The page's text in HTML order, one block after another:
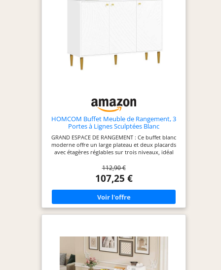
HOMCOM Buffet Meuble de Rangement, 3
Portes à Lignes Sculptées Blanc
GRAND ESPACE DE RANGEMENT : Ce buffet blanc
moderne offre un large plateau et deux placards
avec étagères réglables sur trois niveaux, idéal
dans le salon STYLE MODERNE ET RAFFINÉ : Ce
buffet de cuisine séduit par ses pieds et boutons
dorés, ainsi que ses portes sculptées, ajoutant une
touche d'élégance à tout intérieur contemporain
POLYVALENCE D'UTILISATION : Utilisez ce buffet
pour ranger vos essentiels de salle à manger,
exposer des objets déco ou installer une TV
anti-basculement, de pieds antidérapants et de
cinq pieds en acier, assurant stabilité et sécurité
au quotidien INFORMATIONS SUR LE BUFFET DE
CUISINE : Dimensions totales : 107l x 35P x 77H cm
112,90 €
107,25 €